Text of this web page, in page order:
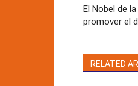
El Nobel de
promover el
RELATED